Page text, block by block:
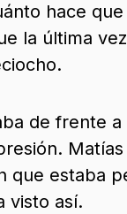
hace
la última
de frente a
Matías
que estaba
visto así.